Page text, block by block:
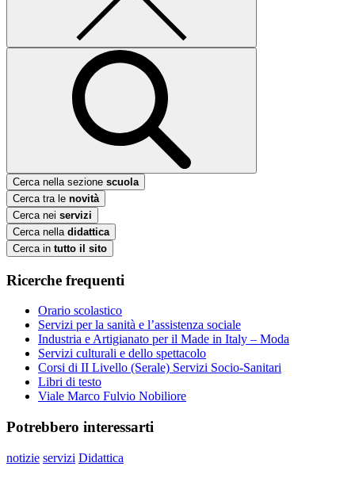
Cerca nella sezione scuola
Cerca tra le novità
Cerca nei servizi
Cerca nella didattica
Cerca in tutto il sito
Ricerche frequenti
Orario scolastico
Servizi per la sanità e l’assistenza sociale
Industria e Artigianato per il Made in Italy – Moda
Servizi culturali e dello spettacolo
Corsi di II Livello (Serale) Servizi Socio-Sanitari
Libri di testo
Viale Marco Fulvio Nobiliore
Potrebbero interessarti
notizie servizi Didattica